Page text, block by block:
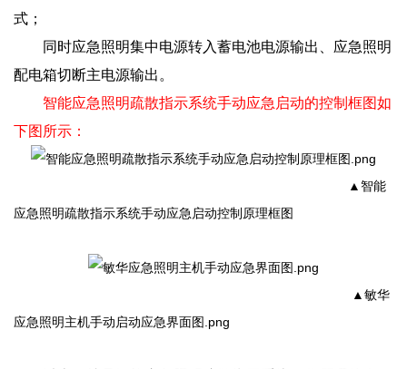
式；
同时应急照明集中电源转入蓄电池电源输出、应急照明
配电箱切断主电源输出。
智能应急照明疏散指示系统手动应急启动的控制框图如
下图所示：
▲智能
应急照明疏散指示系统手动应急启动控制原理框图
▲敏华
应急照明主机手动启动应急界面图.png